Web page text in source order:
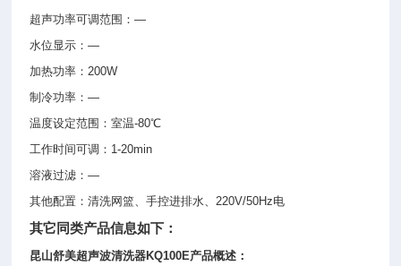
超声功率可调范围：—
水位显示：—
加热功率：200W
制冷功率：—
温度设定范围：室温-80℃
工作时间可调：1-20min
溶液过滤：—
其他配置：清洗网篮、手控进排水、220V/50Hz电
其它同类产品信息如下：
昆山舒美超声波清洗器KQ100E产品概述：